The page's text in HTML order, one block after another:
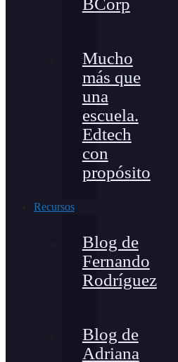
BCorp
Mucho
más que
una
escuela.
Edtech
con
propósito
Recursos
Blog de
Fernando
Rodríguez
Blog de
Adriana